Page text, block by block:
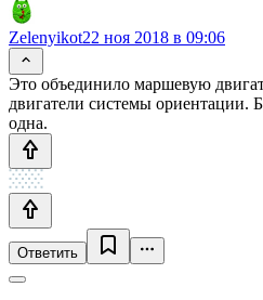
Zelenyikot22 ноя 2018 в 09:06
Это объединило маршевую
двигатели системы ориентации.
одна.
Ответить